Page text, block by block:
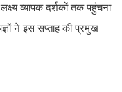
व्यापक दर्शकों तक पहुंचना
ने इस सप्ताह की प्रमुख